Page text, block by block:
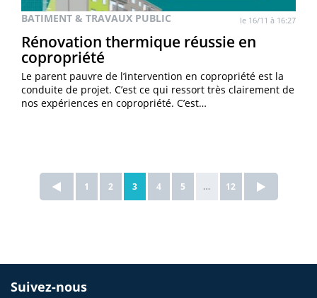
BATIMENT & TRAVAUX PUBLIC le 16/11 à 16:27
Rénovation thermique réussie en
copropriété
Le parent pauvre de l’intervention en copropriété est la
conduite de projet. C’est ce qui ressort très clairement de
nos expériences en copropriété. C’est…
1 2 3 4 5 … 12
Suivez-nous